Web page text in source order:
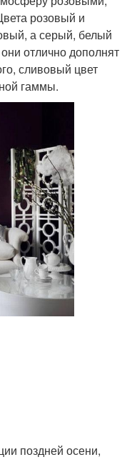
розовый и
а серый, белый
отлично дополнят
сливовый цвет
гаммы.
поздней осени,